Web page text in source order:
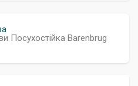
Посухостійка Barenbrug